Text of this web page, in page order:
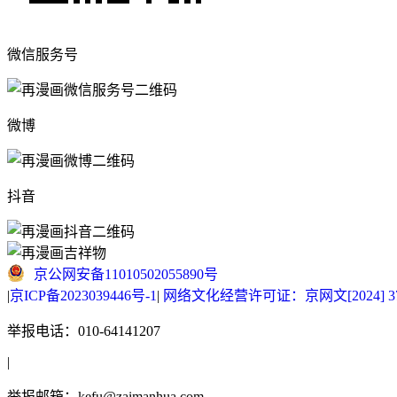
微信服务号
微博
抖音
京公网安备11010502055890号
|京ICP备2023039446号-1 | 网络文化经营许可证：京网文[2024]
举报电话：010-64141207
|